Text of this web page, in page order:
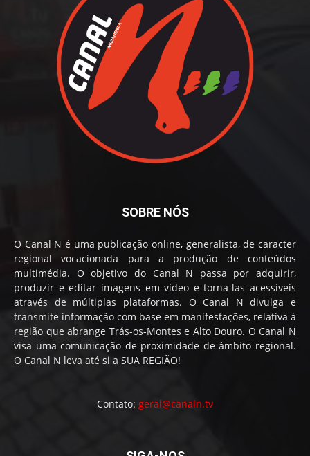
SOBRE NÓS
O Canal N é uma publicação online, generalista, de caracter
regional vocacionada para a produção de conteúdos
multimédia. O objetivo do Canal N passa por adquirir,
produzir e editar imagens em vídeo e torna-las acessíveis
através de múltiplas plataformas. O Canal N divulga e
transmite informação com base em manifestações, relativa à
região que abrange Trás-os-Montes e Alto Douro. O Canal N
visa uma comunicação de proximidade de âmbito regional.
O Canal N leva até si a SUA REGIÃO!
Contato: geral@canaln.tv